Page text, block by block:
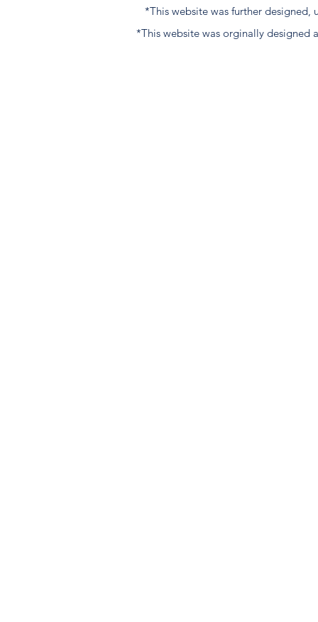
*This website was further designed,
*This website was orginally designed